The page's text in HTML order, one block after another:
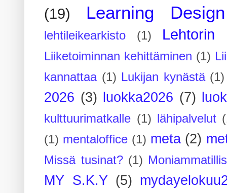
(19) Learning Design
lehtileikearkisto (1) Lehtorin
Liiketoiminnan kehittäminen (1)
kannattaa (1) Lukijan kynästä (1)
2026 (3) luokka2026 (7)
kulttuurimatkalle (1) lähipalvelut
(1) mentaloffice (1) meta (2)
Missä tusinat? (1)
MY S.K.Y (5)